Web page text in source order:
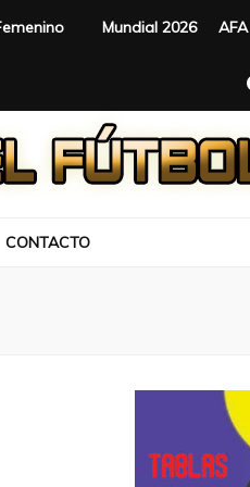
Mundial 2026 AFA
CONTACTO